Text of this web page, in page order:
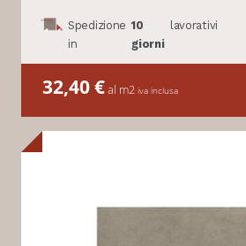
Spedizione
in
10
giorni
lavorativi
32,40€al m2 iva inclusa